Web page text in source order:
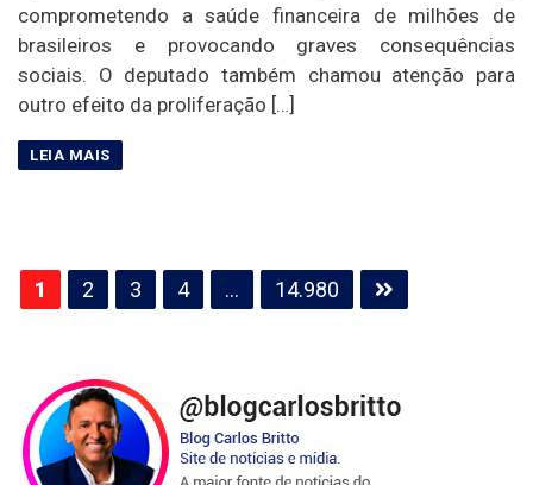
comprometendo a saúde financeira de milhões de
brasileiros e provocando graves consequências
sociais. O deputado também chamou atenção para
outro efeito da proliferação […]
Paginação
de
1 2 3 4 … 14.980